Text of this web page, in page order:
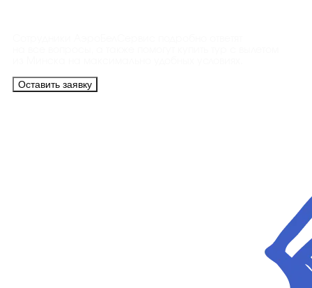
Оставить заявку